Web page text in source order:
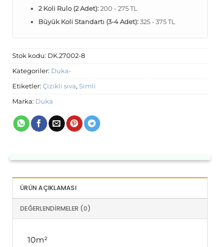
2 Koli Rulo (2 Adet):200 - 275 TL
Büyük Koli Standartı (3-4 Adet):325 - 375 TL
Stok kodu: DK.27002-8
Kategoriler: Duka-
Etiketler: Çizikli sıva, Simli
Marka: Duka
ÜRÜN AÇIKLAMASI
DEĞERLENDIRMELER (0)
10m²